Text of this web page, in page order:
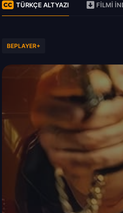
TÜRKÇE ALTYAZI FILMI
BEPLAYER+